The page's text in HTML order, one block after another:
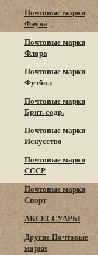
Почтовые марки
Фауна
Почтовые марки
Флора
Почтовые марки
Футбол
Почтовые марки
Брит. содр.
Почтовые марки
Искусство
Почтовые марки
СССР
Почтовые марки
Спорт
АКСЕССУАРЫ
Другие Почтовые
марки